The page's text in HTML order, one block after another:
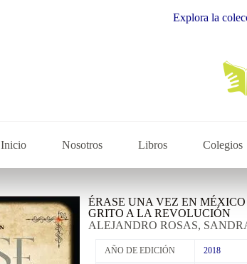
Explora la colección de
Inicio Nosotros Libros Colegios
ÉRASE UNA VEZ EN
GRITO A LA REVOLUCIÓN
ALEJANDRO ROSAS,
AÑO DE EDICIÓN 2018